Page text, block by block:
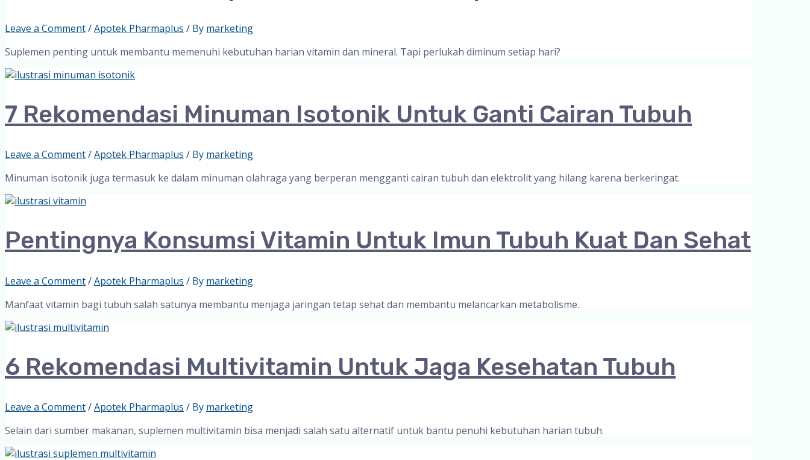
Leave a Comment/Apotek Pharmaplus / By marketing
Suplemen penting untuk membantu memenuhi kebutuhan harian vitamin dan mineral. Tapi perlukah diminum setiap hari?
7 Rekomendasi Minuman Isotonik Untuk Ganti Cairan Tubuh
Leave a Comment/Apotek Pharmaplus / By marketing
Minuman isotonik juga termasuk ke dalam minuman olahraga yang berperan mengganti cairan tubuh dan elektrolit yang hilang karena berkeringat.
Pentingnya Konsumsi Vitamin Untuk Imun Tubuh Kuat Dan Sehat
Leave a Comment/Apotek Pharmaplus / By marketing
Manfaat vitamin bagi tubuh salah satunya membantu menjaga jaringan tetap sehat dan membantu melancarkan metabolisme.
6 Rekomendasi Multivitamin Untuk Jaga Kesehatan Tubuh
Leave a Comment/Apotek Pharmaplus / By marketing
Selain dari sumber makanan, suplemen multivitamin bisa menjadi salah satu alternatif untuk bantu penuhi kebutuhan harian tubuh.